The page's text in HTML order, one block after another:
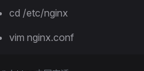
cd /etc/nginx
vim nginx.conf